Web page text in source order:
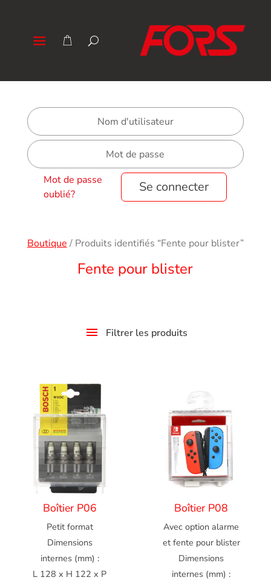
Mot de passe
oublié?
Se connecter
Boutique / Produits identifiés “Fente pour blister”
Fente pour blister
Filtrer les produits
Boîtier P06
Petit format
Dimensions
internes (mm) :
L 128 x H 122 x P
Boîtier P08
Avec option alarme
et fente pour blister
Dimensions
internes (mm) :